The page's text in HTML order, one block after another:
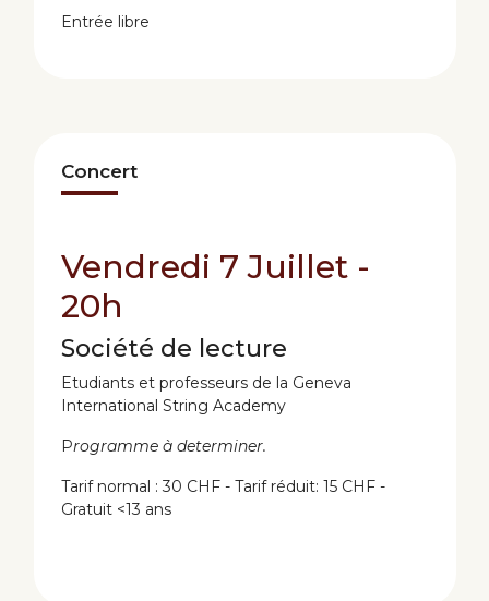
Entrée libre
Concert
Vendredi 7 Juillet -
20h
Société de lecture
Etudiants et professeurs de la Geneva
International String Academy
Programme à determiner.
Tarif normal : 30 CHF - Tarif réduit: 15 CHF -
Gratuit <13 ans